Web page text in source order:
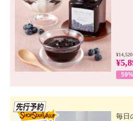
¥14,520
毎日